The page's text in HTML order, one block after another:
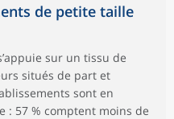
de petite taille
sur un tissu de
situés de part et
sont en
: 57 % comptent moins de